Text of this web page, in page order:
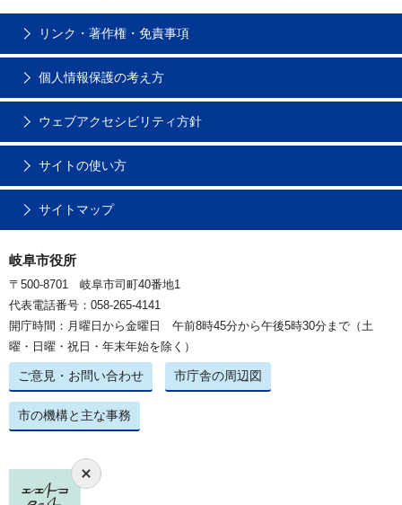
リンク・著作権・免責事項
個人情報保護の考え方
ウェブアクセシビリティ方針
サイトの使い方
サイトマップ
岐阜市役所
〒500-8701 岐阜市司町40番地1
代表電話番号：058-265-4141
開庁時間：月曜日から金曜日 午前8時45分から午後5時30分まで（土
曜・日曜・祝日・年末年始を除く）
ご意見・お問い合わせ 市庁舎の周辺図
市の機構と主な事務